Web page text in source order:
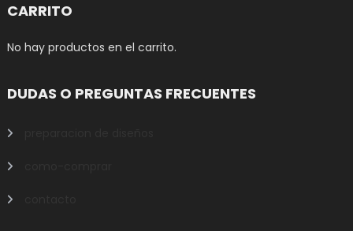
CARRITO
No hay productos en el carrito.
DUDAS O PREGUNTAS FRECUENTES